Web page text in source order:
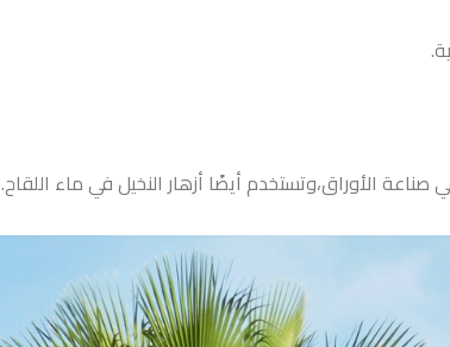
الأوراق،وتستخدم أيضًا أزهار النخيل في ماء اللقاح.